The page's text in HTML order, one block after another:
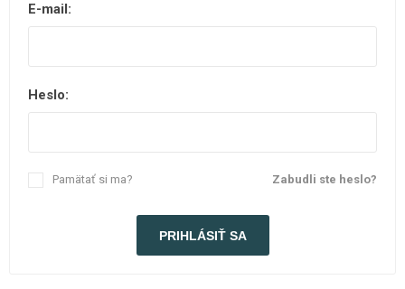
E-mail:
Heslo:
Zabudli ste heslo?
Pamätať si ma?